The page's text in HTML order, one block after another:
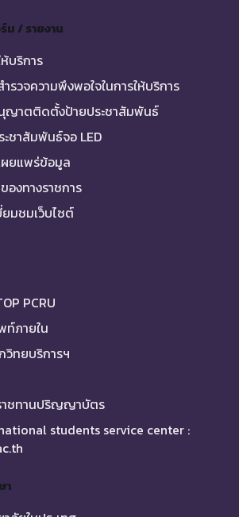
/ รายงาน
บริการ
รวจความพึงพอใจในการให้บริการ
ญาตติดตั้งป้ายประชาสัมพันธ์
ชาสัมพันธ์จอ LED
ผยแพร่ข้อมูล
องทางราชการ
ยมชมเว็บไซต์
PCRU
ท์ภายใน
วิทยบริการฯ
าชทานปริญญาบัตร
students service center :
า